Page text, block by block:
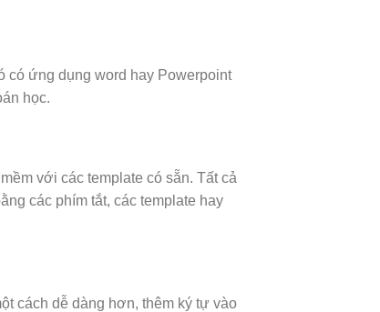
có ứng dụng word hay Powerpoint
học.
với các template có sẵn. Tất cả
các phím tắt, các template hay
cách dễ dàng hơn, thêm ký tự vào